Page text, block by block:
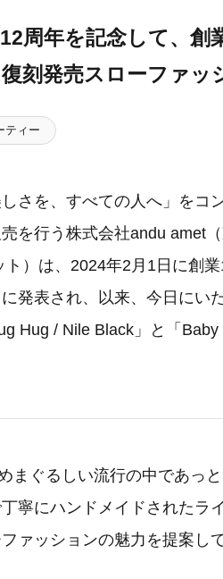
周年を記念して、創
刻発売スローファッ
ティー
しさを、すべての人へ」を
を行う株式会社andu amet
）は、2024年2月1日に創
発表され、以来、今日にい
Hug / Nile Black」と「
まぐるしい流行の中であっ
寧にハンドメイドされたラ
ァッションの魅力を提案し